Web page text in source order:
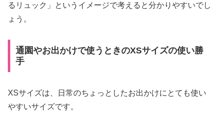
るリュック」というイメージで考えると分かりやすいでし
ょう。
通園やお出かけで使うときのXSサイズの使い勝
手
XSサイズは、日常のちょっとしたお出かけにとても使い
やすいサイズです。